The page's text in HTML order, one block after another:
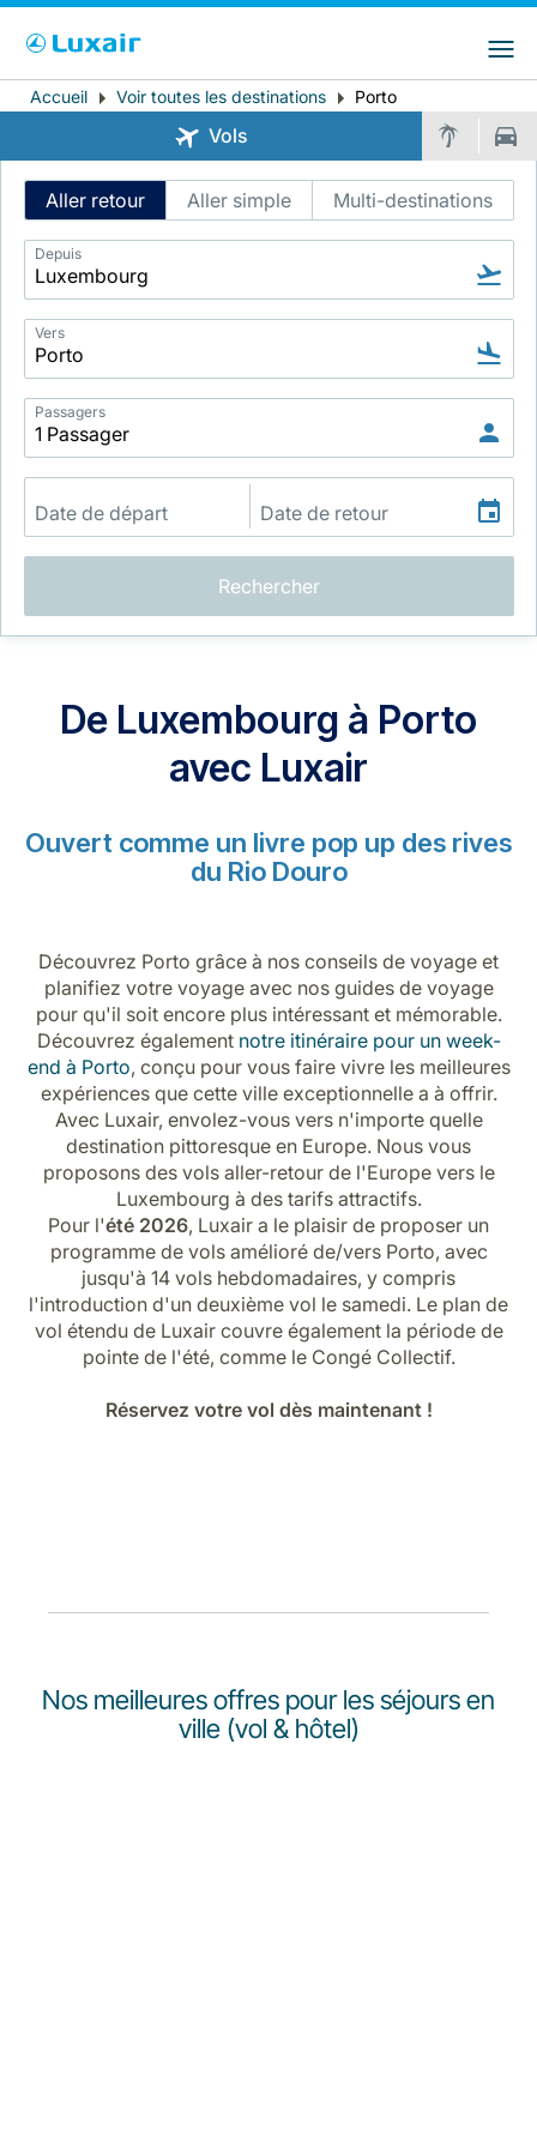
LuxairTours
LuxairGroup
Carrières chez Luxair
Pays de résidence Langue préférée
Fil
d'Ariane
Accueil Voir toutes les destinations Porto
Vols
Intelligent
Flight
Search
Aller retour Aller simple Multi-destinations
Depuis
Vers
Passagers
Rechercher
De Luxembourg à Porto
avec Luxair
Ouvert comme un livre pop up des rives
du Rio Douro
Découvrez Porto grâce à nos conseils de voyage et
planifiez votre voyage avec nos guides de voyage
pour qu'il soit encore plus intéressant et mémorable.
Découvrez également notre itinéraire pour un week-
end à Porto, conçu pour vous faire vivre les meilleures
expériences que cette ville exceptionnelle a à offrir.
Avec Luxair, envolez-vous vers n'importe quelle
destination pittoresque en Europe. Nous vous
proposons des vols aller-retour de l'Europe vers le
Luxembourg à des tarifs attractifs.
Pour l'été 2026, Luxair a le plaisir de proposer un
programme de vols amélioré de/vers Porto, avec
jusqu'à 14 vols hebdomadaires, y compris
l'introduction d'un deuxième vol le samedi. Le plan de
vol étendu de Luxair couvre également la période de
pointe de l'été, comme le Congé Collectif.
Réservez votre vol dès maintenant !
Nos meilleures offres pour les séjours en
ville (vol & hôtel)